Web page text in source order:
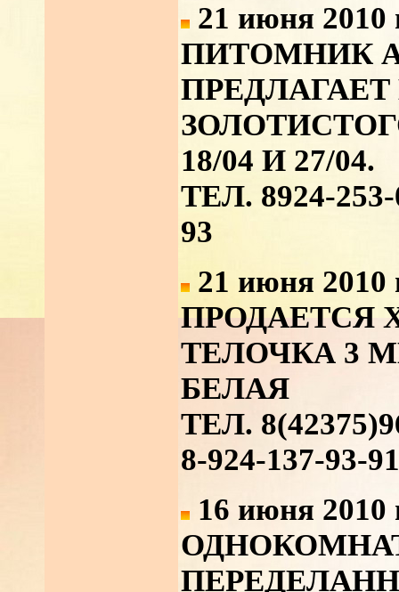
21 июня 2010
ПИТОМНИК
18/04 И 27/04.
ТЕЛ. 8924-253-
93
21 июня 2010
ПРОДАЕТСЯ
ТЕЛОЧКА 3
БЕЛАЯ
ТЕЛ.
8-924-137-93-91
16 июня 2010